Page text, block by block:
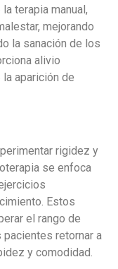
terapia manual,
mejorando
la sanación de los
alivio
aparición de
rigidez y
se enfoca
Estos
el rango de
retornar a
y comodidad.